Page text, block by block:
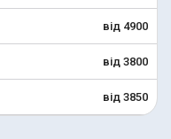
від 4900
від 3800
від 3850